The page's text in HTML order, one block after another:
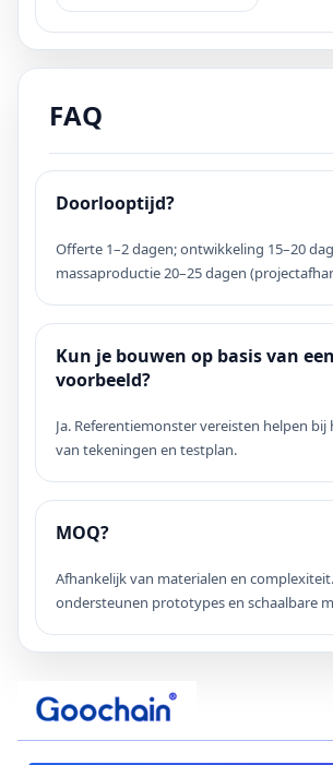
FAQ
Doorlooptijd?
Offerte 1–2 dagen; ontwikkeling 15–20
massaproductie 20–25 dagen
Kun je bouwen op basis van een
voorbeeld?
Ja. Referentiemonster vereisten helpen bij het bevestigen
van tekeningen en testplan.
MOQ?
Afhankelijk van materialen en
ondersteunen prototypes en schaalbare